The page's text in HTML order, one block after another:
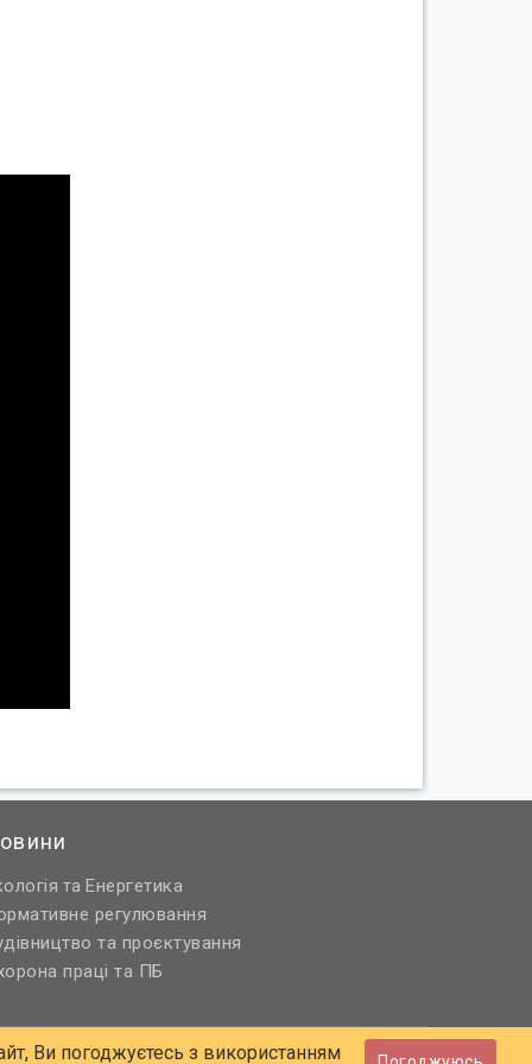
та Енергетика
регулювання
та проєктування
праці та ПБ
Ви погоджуєтесь з використанням